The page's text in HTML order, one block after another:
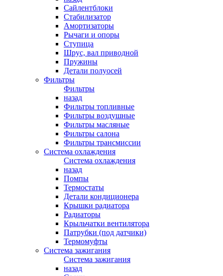
Сайлентблоки
Стабилизатор
Амортизаторы
Рычаги и опоры
Ступица
Шрус, вал приводной
Пружины
Детали полуосей
Фильтры
Фильтры
назад
Фильтры топливные
Фильтры воздушные
Фильтры масляные
Фильтры салона
Фильтры трансмиссии
Система охлаждения
Система охлаждения
назад
Помпы
Термостаты
Детали кондиционера
Крышки радиатора
Радиаторы
Крыльчатки вентилятора
Патрубки (под датчики)
Термомуфты
Система зажигания
Система зажигания
назад